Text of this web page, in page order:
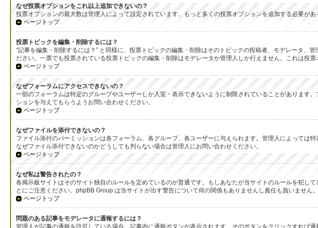
なぜ投票オプションをこれ以上追加できないの？
投票オプションの最大数は管理人によって設定されています。もっと多くの投票オプションを追加する必要があ
ページトップ
投票トピックを編集・削除するには？
“記事を編集・削除するには？” と同様に、投票トピックの編集・削除はそのトピックの投稿者、モデレータ
ださい。一票でも投票されている投票トピックの編集・削除はモデレータか管理人しか行えません。これは投
ページトップ
なぜフォーラムにアクセスできないの？
一部のフォーラムは特定のグループやユーザーしか入室・表示できないように制限されていることがあります
ションを与えてもらうようお問い合わせください。
ページトップ
なぜファイルを添付できないの？
ファイル添付のパーミッションは各フォーラム、各グループ、各ユーザーに与えられます。管理人によっては
なぜファイル添付できないのかどうしても判らない場合は管理人にお問い合わせください。
ページトップ
なぜ私は警告されたの？
各掲示板サイトはそのサイト独自のルールを定めているのが普通です。もしあなたが当サイトのルールを犯し
とにご注意ください。phpBB Group は当サイトが出す警告について何の関係もありませんし責任も負いませ
ページトップ
問題のある記事をモデレータに通報するには？
管理人が記事の通報を許可している場合、記事内に通報ボタンが表示されます。そのボタンをクリックすれば通